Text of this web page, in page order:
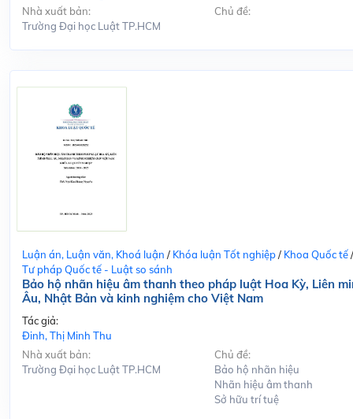
Nhà xuất bản:
Trường Đại học Luật TP.HCM
Chủ đề:
Luận án, Luận văn, Khoá luận / Khóa luận Tốt nghiệp/ Khoa Quốc tế/
Tư pháp Quốc tế - Luật so sánh
Bảo hộ nhãn hiệu âm thanh theo pháp luật Hoa Kỳ, Liên
Âu, Nhật Bản và kinh nghiệm cho Việt Nam
Tác giả:
Đinh, Thị Minh Thu
Nhà xuất bản:
Trường Đại học Luật TP.HCM
Chủ đề:
Bảo hộ nhãn hiệu
Nhãn hiệu âm thanh
Sở hữu trí tuệ